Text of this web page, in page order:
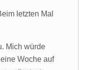
letzten Mal
Mich würde
Woche auf